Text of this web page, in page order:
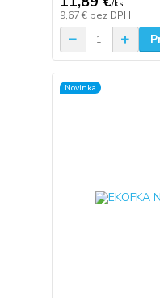
/ks
9,67 € bez DPH
Novinka